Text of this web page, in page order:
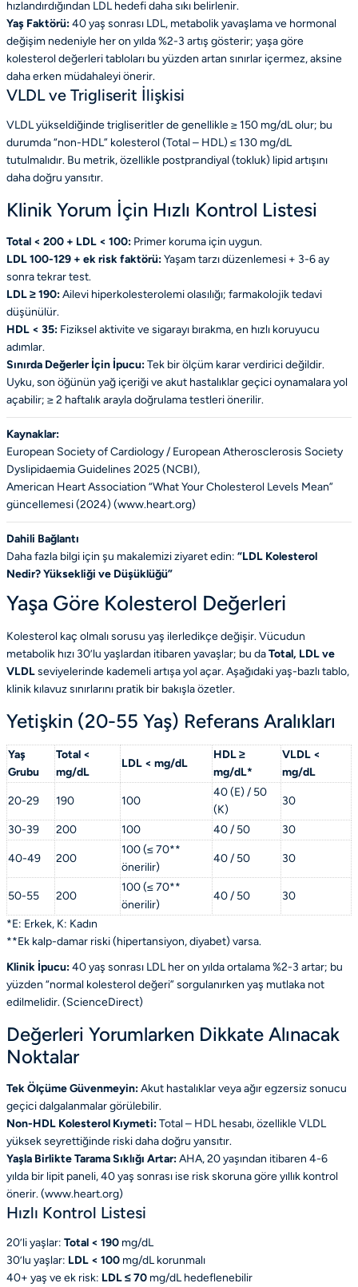
hızlandırdığından LDL hedefi daha sıkı belirlenir.
Yaş Faktörü:40 yaş sonrası LDL, metabolik yavaşlama ve hormonal
değişim nedeniyle her on yılda %2-3 artış gösterir; yaşa göre
kolesterol değerleri tabloları bu yüzden artan sınırlar içermez, aksine
daha erken müdahaleyi önerir.
VLDL ve Trigliserit İlişkisi
VLDL yükseldiğinde trigliseritler de genellikle ≥ 150 mg/dL olur; bu
durumda “non-HDL” kolesterol (Total – HDL) ≤ 130 mg/dL
tutulmalıdır. Bu metrik, özellikle postprandiyal (tokluk) lipid artışını
daha doğru yansıtır.
Klinik Yorum İçin Hızlı Kontrol Listesi
Total < 200 + LDL < 100: Primer koruma için uygun.
LDL 100-129 + ek risk faktörü:Yaşam tarzı düzenlemesi + 3-6 ay
sonra tekrar test.
LDL ≥ 190:Ailevi hiperkolesterolemi olasılığı; farmakolojik tedavi
düşünülür.
HDL < 35: Fiziksel aktivite ve sigarayı bırakma, en hızlı koruyucu
adımlar.
Sınırda Değerler İçin İpucu:Tek bir ölçüm karar verdirici değildir.
Uyku, son öğünün yağ içeriği ve akut hastalıklar geçici oynamalara yol
açabilir; ≥ 2 haftalık arayla doğrulama testleri önerilir.
Kaynaklar:
European Society of Cardiology / European Atherosclerosis Society
Dyslipidaemia Guidelines 2025 (NCBI),
American Heart Association “What Your Cholesterol Levels Mean”
güncellemesi (2024) (www.heart.org)
Dahili Bağlantı
Daha fazla bilgi için şu makalemizi ziyaret edin: “LDL Kolesterol
Nedir? Yüksekliği ve Düşüklüğü”
Yaşa Göre Kolesterol Değerleri
Kolesterol kaç olmalı sorusu yaş ilerledikçe değişir. Vücudun
metabolik hızı 30’lu yaşlardan itibaren yavaşlar; bu daTotal, LDL ve
VLDLseviyelerinde kademeli artışa yol açar. Aşağıdaki yaş-bazlı tablo,
klinik kılavuz sınırlarını pratik bir bakışla özetler.
Yetişkin (20-55 Yaş) Referans Aralıkları
Yaş
Grubu
Total <
mg/dL
LDL < mg/dL
HDL ≥
mg/dL*
VLDL <
mg/dL
20-29 190 100
40 (E) / 50
(K)
30
30-39 200 100 40 / 50 30
40-49 200
100 (≤ 70**
önerilir)
40 / 50 30
50-55 200
100 (≤ 70**
önerilir)
40 / 50 30
*E: Erkek, K: Kadın
**Ek kalp-damar riski (hipertansiyon, diyabet) varsa.
Klinik İpucu:40 yaş sonrası LDL her on yılda ortalama %2-3 artar; bu
yüzden “normal kolesterol değeri” sorgulanırken yaş mutlaka not
edilmelidir. (ScienceDirect)
Değerleri Yorumlarken Dikkate Alınacak
Noktalar
Tek Ölçüme Güvenmeyin:Akut hastalıklar veya ağır egzersiz sonucu
geçici dalgalanmalar görülebilir.
Non-HDL Kolesterol Kıymeti:Total – HDL hesabı, özellikle VLDL
yüksek seyrettiğinde riski daha doğru yansıtır.
Yaşla Birlikte Tarama Sıklığı Artar:AHA, 20 yaşından itibaren 4-6
yılda bir lipit paneli, 40 yaş sonrası ise risk skoruna göre yıllık kontrol
önerir. (www.heart.org)
Hızlı Kontrol Listesi
20’li yaşlar: Total < 190 mg/dL
30’lu yaşlar: LDL < 100 mg/dL korunmalı
40+ yaş ve ek risk: LDL ≤ 70 mg/dL hedeflenebilir